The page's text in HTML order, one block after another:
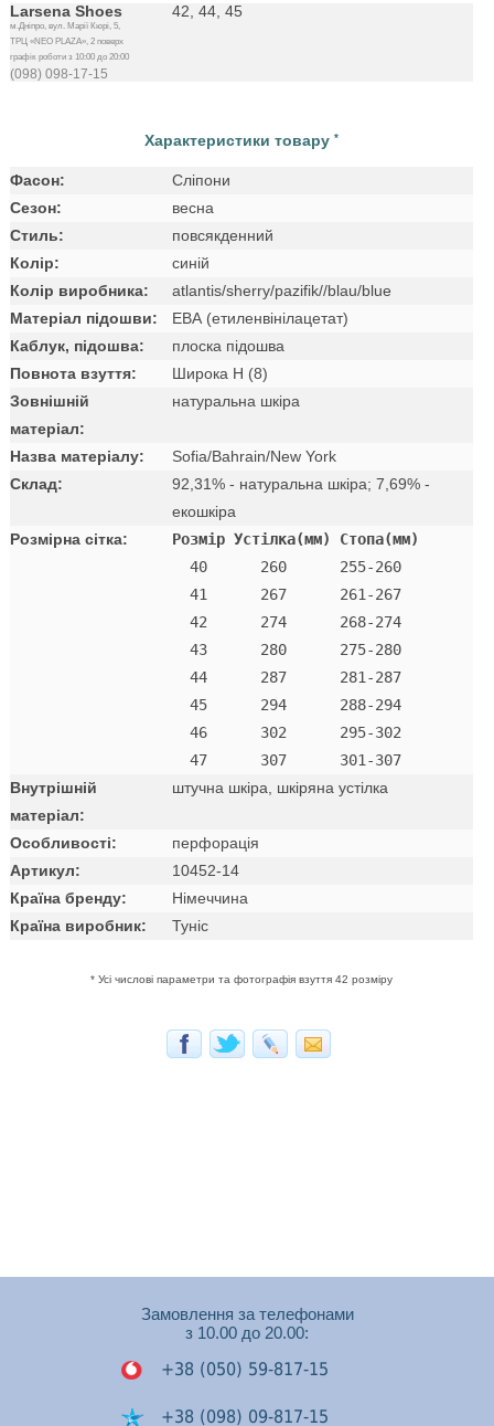
Larsena Shoes
м.Дніпро, вул. Марії Кюрі, 5,
ТРЦ «NEO PLAZA», 2 поверх
графік роботи з 10:00 до 20:00
(098) 098-17-15
42, 44, 45
Характеристики товару *
Фасон:
Сліпони
Сезон:
весна
Стиль:
повсякденний
Колір:
синій
Колір виробника:
atlantis/sherry/pazifik//blau/blue
Матеріал підошви:
ЕВА (етиленвінілацетат)
Каблук, підошва:
плоска підошва
Повнота взуття:
Широка H (8)
Зовнішній
матеріал:
натуральна шкіра
Назва матеріалу:
Sofia/Bahrain/New York
Склад:
92,31% - натуральна шкіра; 7,69% -
екошкіра
Розмірна сітка:
Розмір Устілка(мм) Стопа(мм)
  40      260      255-260
  41      267      261-267
  42      274      268-274
  43      280      275-280
  44      287      281-287
  45      294      288-294
  46      302      295-302
Внутрішній
матеріал:
штучна шкіра, шкіряна устілка
Особливості:
перфорація
Артикул:
10452-14
Країна бренду:
Німеччина
Країна виробник:
Туніс
* Усі числові параметри та фотографія взуття 42 розміру
Замовлення за телефонами
з 10.00 до 20.00:
+38 (050) 59-817-15
+38 (098) 09-817-15